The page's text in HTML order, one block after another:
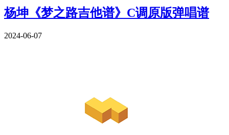
杨坤《梦之路吉他谱》C调原版弹唱谱
2024-06-07